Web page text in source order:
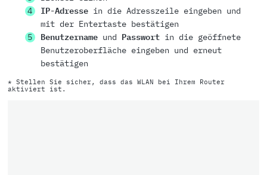
IP-Adressein die Adresszeile eingeben und
mit der Entertaste bestätigen
Benutzernameund Passwortin die geöffnete
Benutzeroberfläche eingeben und erneut
bestätigen
* Stellen Sie sicher, dass das WLAN bei Ihrem Router
aktiviert ist.